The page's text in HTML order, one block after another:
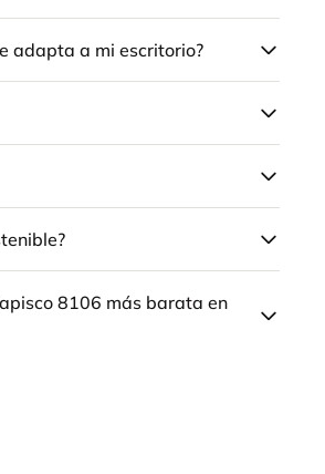
adapta a mi escritorio?
8106 más barata en